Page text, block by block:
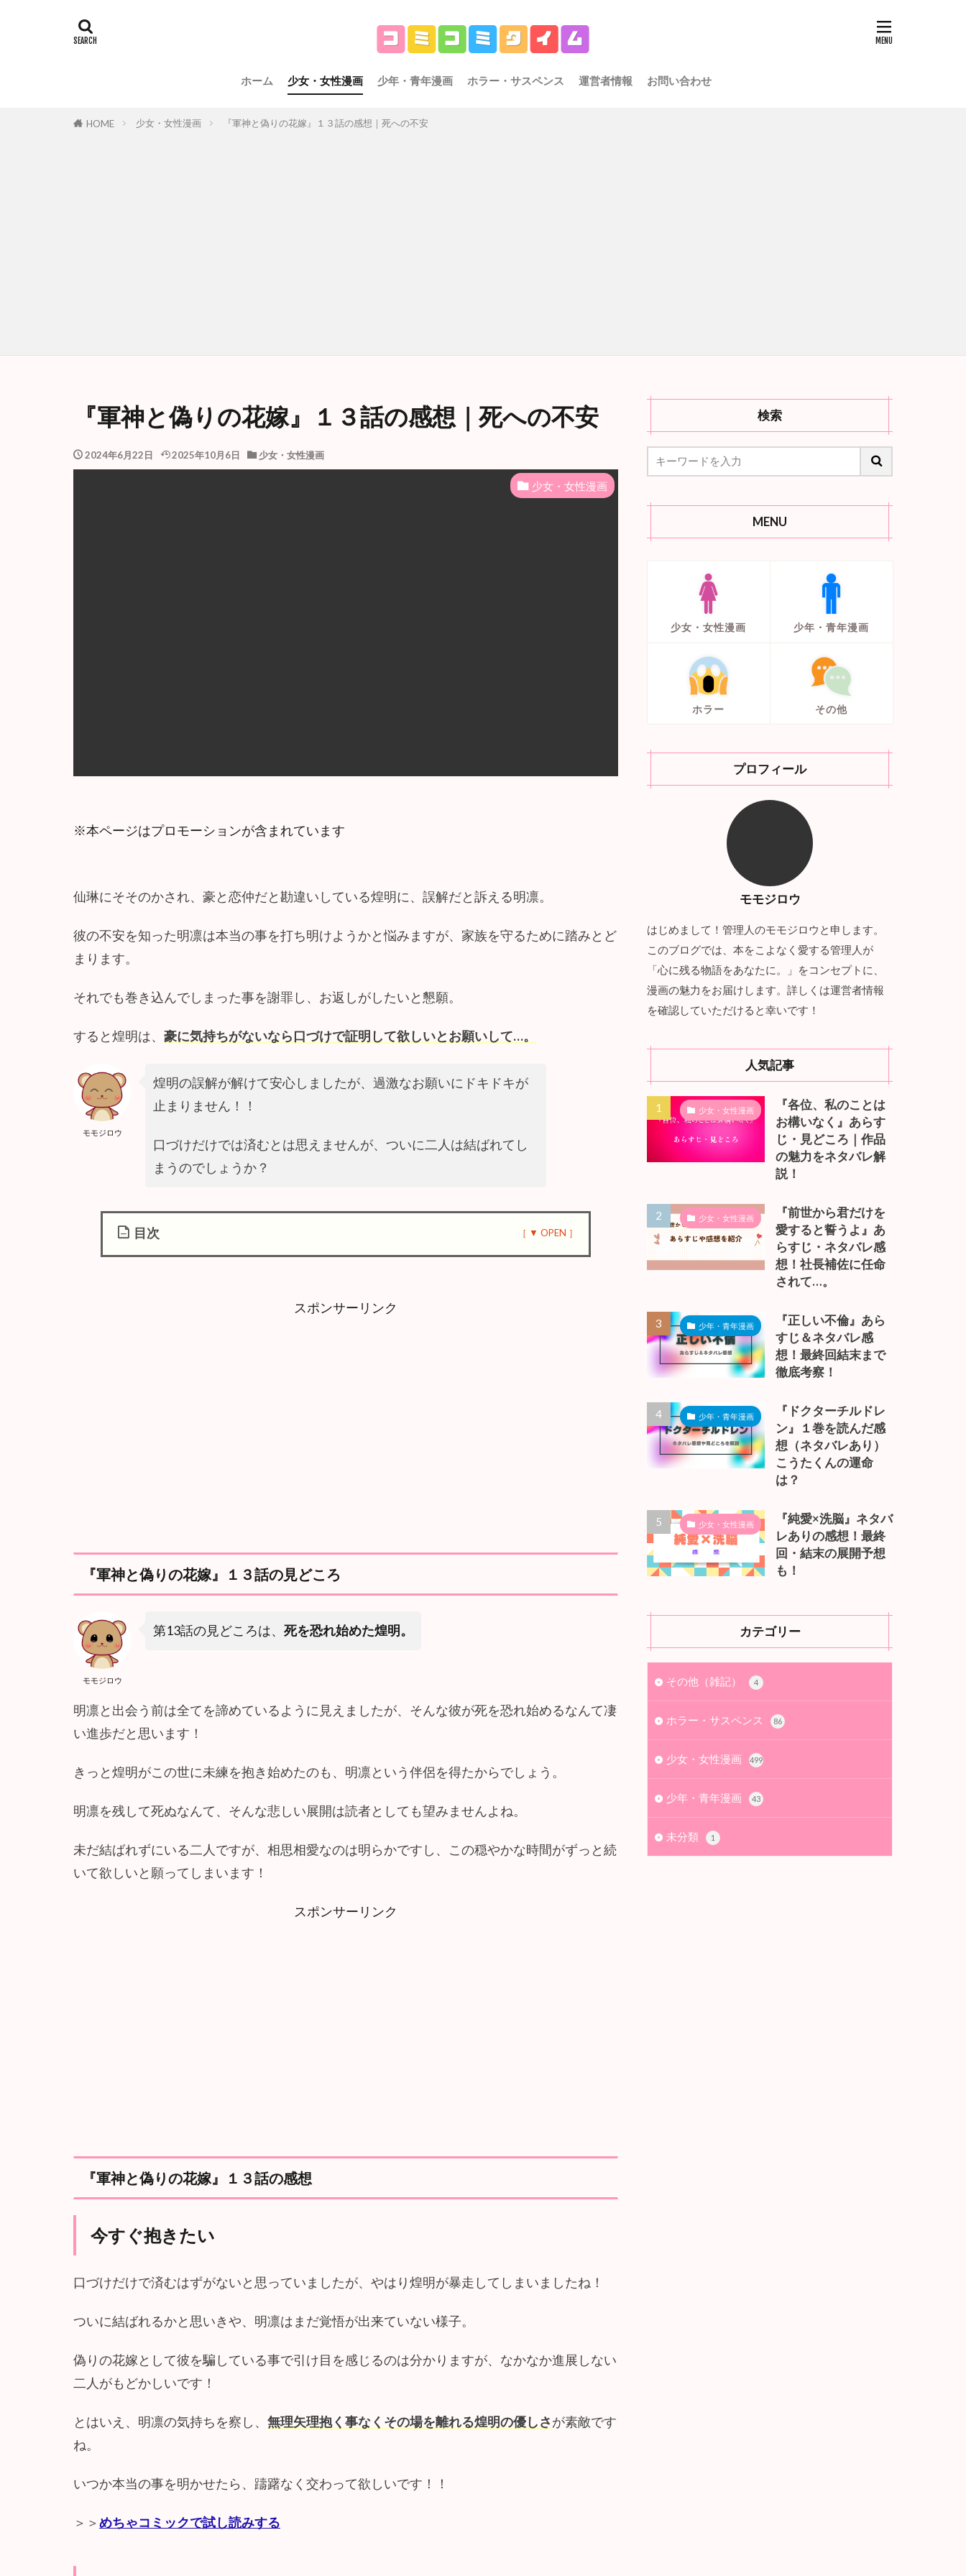
ホーム 少女・女性漫画 少年・青年漫画 ホラー・サスペンス 運営者情報 お問い合わせ
HOME 少女・女性漫画 『軍神と偽りの花嫁』１３話の感想｜死への不安
『軍神と偽りの花嫁』１３話の感想｜死への不安
2024年6月22日 2025年10月6日 少女・女性漫画
少女・女性漫画
※本ページはプロモーションが含まれています
仙琳にそそのかされ、豪と恋仲だと勘違いしている煌明に、誤解だと訴える明凛。
彼の不安を知った明凛は本当の事を打ち明けようかと悩みますが、家族を守るために踏みとど
まります。
それでも巻き込んでしまった事を謝罪し、お返しがしたいと懇願。
すると煌明は、 豪に気持ちがないなら口づけで証明して欲しいとお願いして…。
モモジロウ
煌明の誤解が解けて安心しましたが、過激なお願いにドキドキが
止まりません！！
口づけだけでは済むとは思えませんが、ついに二人は結ばれてし
まうのでしょうか？
目次
こ
ろ
2
の
花
嫁
１
話
感
想
2.1
スポンサーリンク
『軍神と偽りの花嫁』１３話の見どころ
モモジロウ
第13話の見どころは、 死を恐れ始めた煌明。
明凛と出会う前は全てを諦めているように見えましたが、そんな彼が死を恐れ始めるなんて凄
い進歩だと思います！
きっと煌明がこの世に未練を抱き始めたのも、明凛という伴侶を得たからでしょう。
明凛を残して死ぬなんて、そんな悲しい展開は読者としても望みませんよね。
未だ結ばれずにいる二人ですが、相思相愛なのは明らかですし、この穏やかな時間がずっと続
いて欲しいと願ってしまいます！
スポンサーリンク
『軍神と偽りの花嫁』１３話の感想
今すぐ抱きたい
口づけだけで済むはずがないと思っていましたが、やはり煌明が暴走してしまいましたね！
ついに結ばれるかと思いきや、明凛はまだ覚悟が出来ていない様子。
偽りの花嫁として彼を騙している事で引け目を感じるのは分かりますが、なかなか進展しない
二人がもどかしいです！
とはいえ、明凛の気持ちを察し、 無理矢理抱く事なくその場を離れる煌明の優しさが素敵です
ね。
いつか本当の事を明かせたら、躊躇なく交わって欲しいです！！
＞＞めちゃコミックで試し読みする
検索
MENU
少女・女性漫画 少年・青年漫画
ホラー その他
プロフィール
モモジロウ
はじめまして！管理人のモモジロウと申します。
このブログでは、本をこよなく愛する管理人が
「心に残る物語をあなたに。」をコンセプトに、
漫画の魅力をお届けします。詳しくは運営者情報
を確認していただけると幸いです！
人気記事
少女・女性漫画
『各位、私のことは
お構いなく』あらす
じ・見どころ｜作品
の魅力をネタバレ解
説！
少女・女性漫画
『前世から君だけを
愛すると誓うよ』あ
らすじ・ネタバレ感
想！社長補佐に任命
されて…。
少年・青年漫画
『正しい不倫』あら
すじ＆ネタバレ感
想！最終回結末まで
徹底考察！
少年・青年漫画
『ドクターチルドレ
ン』１巻を読んだ感
想（ネタバレあり）
こうたくんの運命
は？
少女・女性漫画
『純愛×洗脳』ネタバ
レありの感想！最終
回・結末の展開予想
も！
カテゴリー
その他（雑記） 4
ホラー・サスペンス 86
少女・女性漫画 499
少年・青年漫画 43
未分類 1